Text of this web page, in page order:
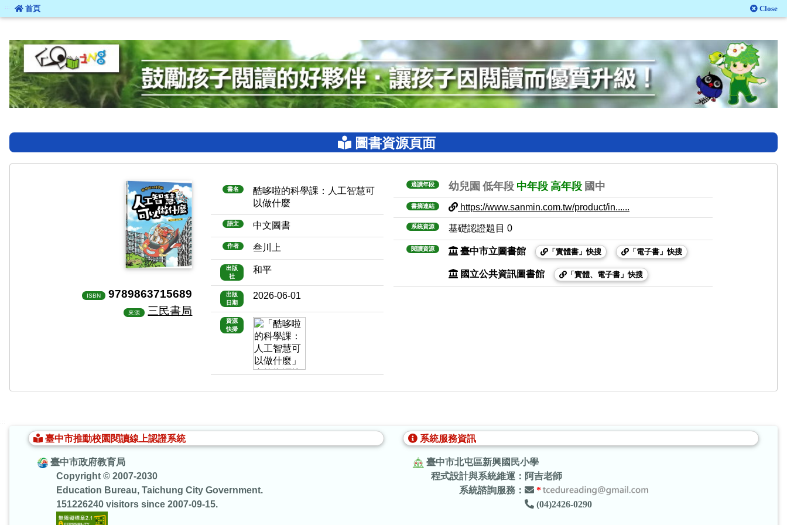
::: 首頁 Close
圖書資源頁面
ISBN 9789863715689
來源 三民書局
書名
酷哆啦的科學課：人工智慧可
以做什麼
語文 中文圖書
作者 叁川上
出版
社
和平
出版
日期
2026-06-01
資源
快掃
適讀年段 幼兒園 低年段 中年段 高年段 國中
書摘連結 https://www.sanmin.com.tw/product/in......
系統資源 基礎認證題目 0
閱讀資源 臺中市立圖書館 「實體書」快搜 「電子書」快搜
國立公共資訊圖書館 「實體、電子書」快搜
臺中市推動校園閱讀線上認證系統
臺中市政府教育局
Copyright © 2007-2030
Education Bureau, Taichung City Government.
151226240 visitors since 2007-09-15.
系統服務資訊
臺中市北屯區新興國民小學
程式設計與系統維運：阿吉老師
系統諮詢服務：
*
(04)2426-0290